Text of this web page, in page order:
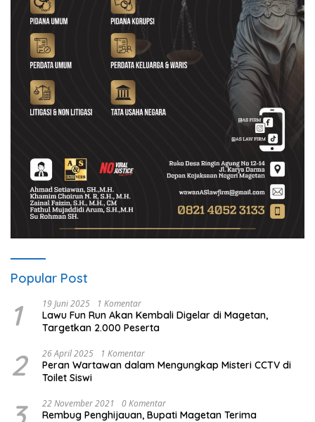
Popular Post
1 19 Juni 2025 1 Komentar
Lawu Fun Run Akan Kembali Digelar di Magetan,
Targetkan 2.000 Peserta
2 26 April 2025 1 Komentar
Peran Wartawan dalam Mengungkap Misteri CCTV di
Toilet Siswi
22 November 2021 0 Komentar
Rembug Penghijauan, Bupati Magetan Terima